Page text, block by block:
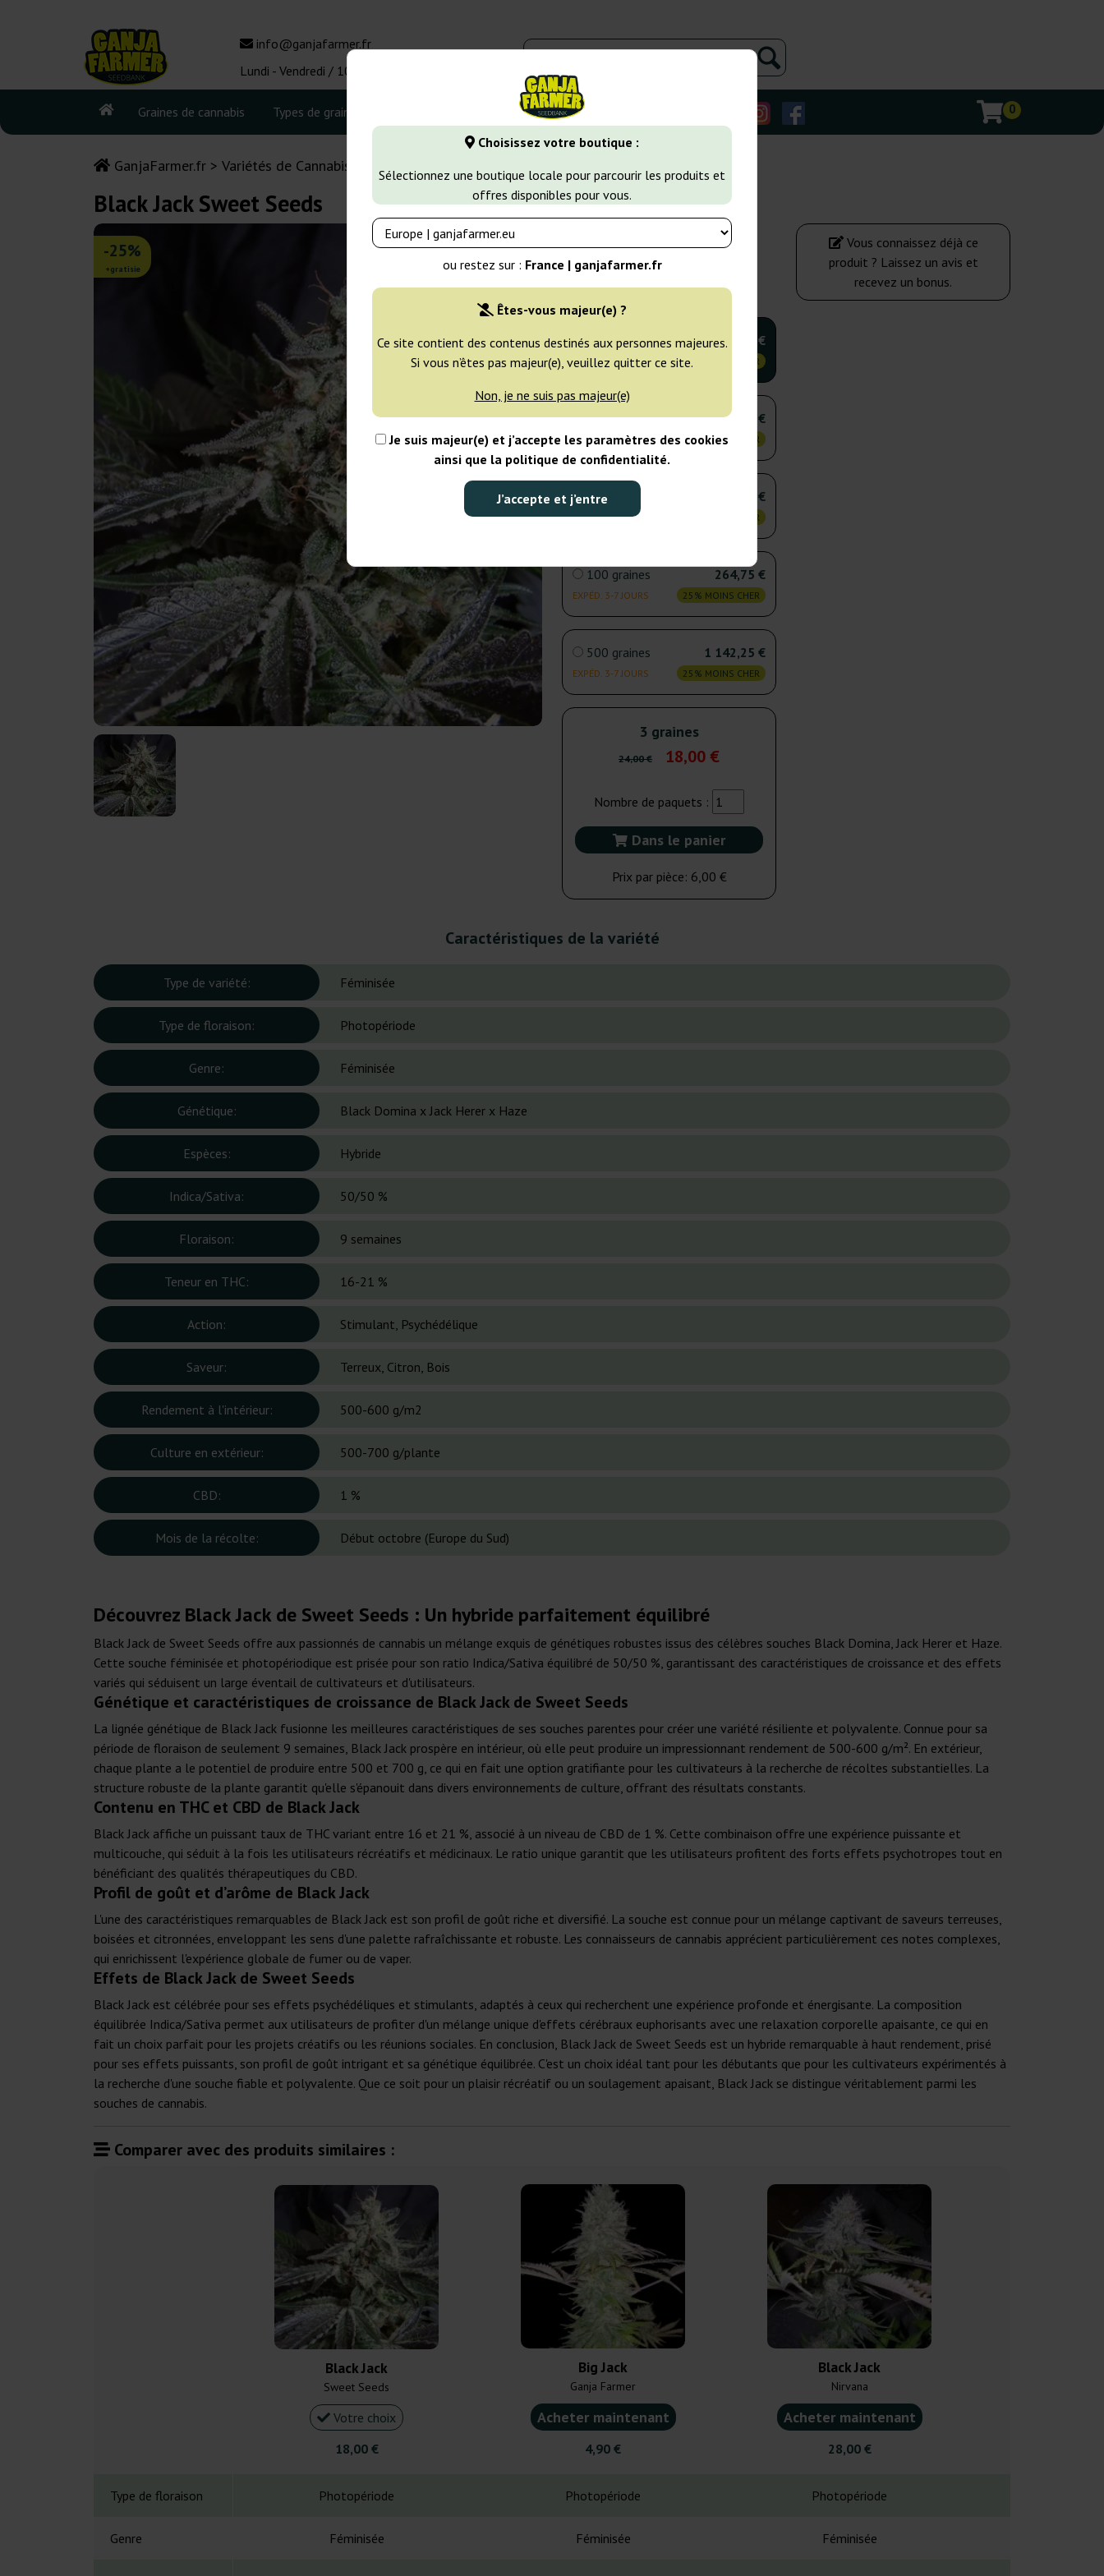
Choisissez votre boutique :
Sélectionnez une boutique locale pour parcourir les produits et
offres disponibles pour vous.
ou restez sur : France | ganjafarmer.fr
Êtes-vous majeur(e) ?
Ce site contient des contenus destinés aux personnes majeures.
Si vous n’êtes pas majeur(e), veuillez quitter ce site.
Non, je ne suis pas majeur(e)
Je suis majeur(e) et j’accepte les paramètres des cookies
ainsi que la politique de confidentialité.
J’accepte et j’entre
info@ganjafarmer.fr
Lundi - Vendredi / 10:00 - 16:00
Graines de cannabis Types de graines Variétés de cannabis 0
GanjaFarmer.fr Variétés de Cannabis
Black Jack Sweet Seeds
-25%
+gratisie
Sweet Seeds
3 graines
EXPÉD. 24H
18,00 €
25% MOINS CHER
5 graines
EXPÉD. 3-7 JOURS
30,00 €
25% MOINS CHER
25 graines
EXPÉD. 3-7 JOURS
76,50 €
25% MOINS CHER
100 graines
EXPÉD. 3-7 JOURS
264,75 €
25% MOINS CHER
500 graines
EXPÉD. 3-7 JOURS
1 142,25 €
25% MOINS CHER
3 graines
24,00 € 18,00 €
Nombre de paquets :
Dans le panier
Prix par pièce: 6,00 €
Vous connaissez déjà ce
produit ? Laissez un avis et
recevez un bonus.
Caractéristiques de la variété
Type de variété: Féminisée
Type de floraison: Photopériode
Genre: Féminisée
Génétique: Black Domina x Jack Herer x Haze
Espèces: Hybride
Indica/Sativa: 50/50 %
Floraison: 9 semaines
Teneur en THC: 16-21 %
Action: Stimulant, Psychédélique
Saveur: Terreux, Citron, Bois
Rendement à l'intérieur: 500-600 g/m2
Culture en extérieur: 500-700 g/plante
CBD: 1 %
Mois de la récolte: Début octobre (Europe du Sud)
Découvrez Black Jack de Sweet Seeds : Un hybride parfaitement équilibré
Black Jack de Sweet Seeds offre aux passionnés de cannabis un mélange exquis de génétiques robustes issus des célèbres souches Black Domina, Jack Herer et Haze.
Cette souche féminisée et photopériodique est prisée pour son ratio Indica/Sativa équilibré de 50/50 %, garantissant des caractéristiques de croissance et des effets
variés qui séduisent un large éventail de cultivateurs et d'utilisateurs.
Génétique et caractéristiques de croissance de Black Jack de Sweet Seeds
La lignée génétique de Black Jack fusionne les meilleures caractéristiques de ses souches parentes pour créer une variété résiliente et polyvalente. Connue pour sa
période de floraison de seulement 9 semaines, Black Jack prospère en intérieur, où elle peut produire un impressionnant rendement de 500-600 g/m². En extérieur,
chaque plante a le potentiel de produire entre 500 et 700 g, ce qui en fait une option gratifiante pour les cultivateurs à la recherche de récoltes substantielles. La
structure robuste de la plante garantit qu'elle s'épanouit dans divers environnements de culture, offrant des résultats constants.
Contenu en THC et CBD de Black Jack
Black Jack affiche un puissant taux de THC variant entre 16 et 21 %, associé à un niveau de CBD de 1 %. Cette combinaison offre une expérience puissante et
multicouche, qui séduit à la fois les utilisateurs récréatifs et médicinaux. Le ratio unique garantit que les utilisateurs profitent des forts effets psychotropes tout en
bénéficiant des qualités thérapeutiques du CBD.
Profil de goût et d’arôme de Black Jack
L'une des caractéristiques remarquables de Black Jack est son profil de goût riche et diversifié. La souche est connue pour un mélange captivant de saveurs terreuses,
boisées et citronnées, enveloppant les sens d'une palette rafraîchissante et robuste. Les connaisseurs de cannabis apprécient particulièrement ces notes complexes,
qui enrichissent l'expérience globale de fumer ou de vaper.
Effets de Black Jack de Sweet Seeds
Black Jack est célébrée pour ses effets psychédéliques et stimulants, adaptés à ceux qui recherchent une expérience profonde et énergisante. La composition
équilibrée Indica/Sativa permet aux utilisateurs de profiter d'un mélange unique d'effets cérébraux euphorisants avec une relaxation corporelle apaisante, ce qui en
fait un choix parfait pour les projets créatifs ou les réunions sociales. En conclusion, Black Jack de Sweet Seeds est un hybride remarquable à haut rendement, prisé
pour ses effets puissants, son profil de goût intrigant et sa génétique équilibrée. C'est un choix idéal tant pour les débutants que pour les cultivateurs expérimentés à
la recherche d'une souche fiable et polyvalente. Que ce soit pour un plaisir récréatif ou un soulagement apaisant, Black Jack se distingue véritablement parmi les
souches de cannabis.
Comparer avec des produits similaires :
Black Jack
Sweet Seeds
Votre choix
18,00 €
Big Jack
Ganja Farmer
Acheter maintenant
4,90 €
Black Jack
Nirvana
Acheter maintenant
28,00 €
Type de floraison Photopériode Photopériode Photopériode
Genre Féminisée Féminisée Féminisée